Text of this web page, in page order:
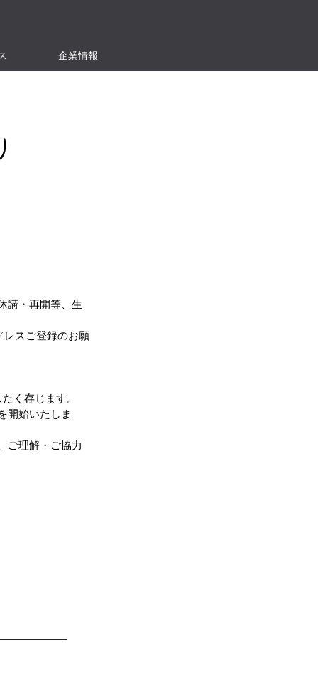
企業情報
講・再開等、生
レスご登録のお願
く存じます。
開始いたしま
ご理解・ご協力